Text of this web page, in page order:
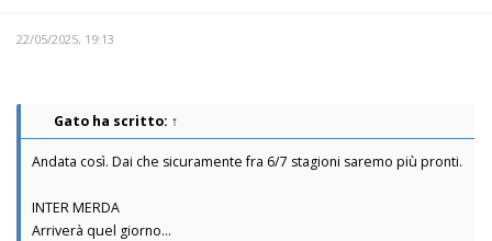
22/05/2025, 19:13
Gato ha scritto: ↑
Andata così. Dai che sicuramente fra 6/7 stagioni saremo più pronti.
INTER MERDA
Arriverà quel giorno...